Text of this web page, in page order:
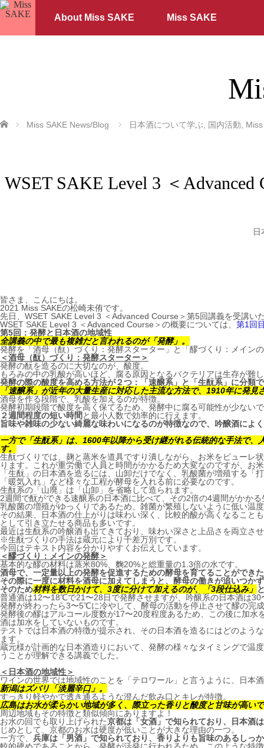
About Miss SAKE Miss SAKE
ホーム Miss SAKE News/Blog 日本酒について学ぶ 国内活動
WSET SAKE Level 3 ＜
日
皆さま、こんにちは。
2021 Miss SAKEの松崎未侑です。
先日、WSET SAKE Level 3 ＜Advanced Course＞第5回講義を受講い
WSET SAKE Level 3 ＜Advanced Course＞の概要については、 第1回
第5回：発酵と日本酒の地域性
全講義の中で最も複雑だと言われるのが「発酵」。
発酵を「酒母（酛）づくり：発酵スターター」と「醪づくり：メイン
＜酒母（酛）づくり：発酵スターター＞
発酵の酛を造るのに大切なのが、酸度。
もろみの中の乳酸が高いほど、腐る原因となるバクテリアは生存が難
発酵の際の酸度を高める方法が２つ：「速醸系」と「生酛系」に分類
「速醸系」が近年の大量生産に対応した主流な方法で、1910年に発見
酒母を作る段階で、乳酸を加えるのが特徴。
発酵初期段階で酸度を高く保てるため、発酵中に腐る可能性が少ない
２週間程度の短い時間 と最小人数で効率的に行えます。
旨味や雑味の少ない綺麗な味わいになるのが特徴なので、吟醸酒によ
一方で「生酛系」は、1600年以降から受け継がれる伝統的な手法で
す。
生酛づくりでは、麹と蒸米を道具ですり潰しながら、お米をピューレ
ります。これが重労働で人員と時間がかかるため大変なのですが、お
「生酛」の日本酒を造るには、山卸だけでなく、乳酸菌が増殖する
「暖気入れ」など様々な工程が酵母を入れる前に必要なのです。
生酛系の「山廃」は「山卸」を省略して造られます。
2週間で酛ができる速醸系の日本酒に比べて、その2倍の4週間がかか
乳酸菌の増殖がゆっくりであるため、雑菌が繁殖しないように低い温
その結果、日本酒の仕上がりは味わい深く、比較的酸が高くなること
として引き立たせる商品も多いです。
最近は生酛系の吟醸酒も出てきており、味わい深さと上品さを両立さ
※生酛づくりの手法は蔵元により千差万別です。
今回はテキスト内容を分かりやすくお伝えしています。
＜醪づくり：メインの発酵＞
基本的な醪の材料は蒸米80%、麴20%と総重量の1.3倍の水です。
酒母で、一定量以上の発酵を促進するための酵母を育てることができ
その際に一度に材料を酒母に加えてしまうと、酵母の働きが追いつか
そのため材料を数日かけて、3度に分けて加えるのが、「3段仕込み」
普通酒は12〜18℃で21〜28日で発酵させますが、吟醸系の日本酒は
発酵が終わったら3〜5℃に冷やして、酵母の活動を停止させて醪の完
発酵後の醪はアルコール度数が17〜20度程度あるため、この後に加
酒は加水をしていないものです。
テストでは日本酒の特徴が提示され、その日本酒を造るにはどのよう
ます。
蔵元様が計画的な日本酒造りにおいて、発酵の様々なタイミングで温
うことが理解できる講義でした。
＜日本酒の地域性＞
ワインの世界では地域性のことを「テロワール」と言うように、日本
新潟はズバリ「淡麗辛口」。
すっきり軽やかで透き通るような澄んだ飲み口とキレが特徴。
広島はお水が柔らかい地域が多く、際立った香りと酸度と甘味が高い
周辺地域もその特徴と類似傾向にありますよ！
お水の回でも取り上げられた京都は「女酒」で知られており、日本酒
じめとして、京都のお水は硬度が低いことが大きな理由の一つ。
一方で、 兵庫は「男酒」で知られており、香りよりも旨味のあるしっ